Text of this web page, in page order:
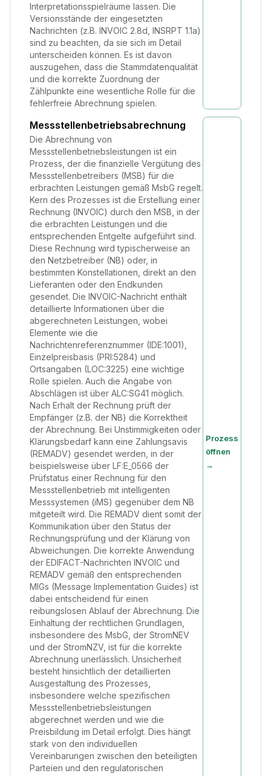
Interpretationsspielräume lassen. Die
Versionsstände der eingesetzten
Nachrichten (z.B. INVOIC 2.8d, INSRPT 1.1a)
sind zu beachten, da sie sich im Detail
unterscheiden können. Es ist davon
auszugehen, dass die Stammdatenqualität
und die korrekte Zuordnung der
Zählpunkte eine wesentliche Rolle für die
fehlerfreie Abrechnung spielen.
Messstellenbetriebsabrechnung
Die Abrechnung von
Messstellenbetriebsleistungen ist ein
Prozess, der die finanzielle Vergütung des
Messstellenbetreibers (MSB) für die
erbrachten Leistungen gemäß MsbG regelt.
Kern des Prozesses ist die Erstellung einer
Rechnung (INVOIC) durch den MSB, in der
die erbrachten Leistungen und die
entsprechenden Entgelte aufgeführt sind.
Diese Rechnung wird typischerweise an
den Netzbetreiber (NB) oder, in
bestimmten Konstellationen, direkt an den
Lieferanten oder den Endkunden
gesendet. Die INVOIC-Nachricht enthält
detaillierte Informationen über die
abgerechneten Leistungen, wobei
Elemente wie die
Nachrichtenreferenznummer (IDE:1001),
Einzelpreisbasis (PRI:5284) und
Ortsangaben (LOC:3225) eine wichtige
Rolle spielen. Auch die Angabe von
Abschlägen ist über ALC:SG41 möglich.
Nach Erhalt der Rechnung prüft der
Empfänger (z.B. der NB) die Korrektheit
der Abrechnung. Bei Unstimmigkeiten oder
Klärungsbedarf kann eine Zahlungsavis
(REMADV) gesendet werden, in der
beispielsweise über LF:E_0566 der
Prüfstatus einer Rechnung für den
Messstellenbetrieb mit intelligenten
Messsystemen (iMS) gegenüber dem NB
mitgeteilt wird. Die REMADV dient somit der
Kommunikation über den Status der
Rechnungsprüfung und der Klärung von
Abweichungen. Die korrekte Anwendung
der EDIFACT-Nachrichten INVOIC und
REMADV gemäß den entsprechenden
MIGs (Message Implementation Guides) ist
dabei entscheidend für einen
reibungslosen Ablauf der Abrechnung. Die
Einhaltung der rechtlichen Grundlagen,
insbesondere des MsbG, der StromNEV
und der StromNZV, ist für die korrekte
Abrechnung unerlässlich. Unsicherheit
besteht hinsichtlich der detaillierten
Ausgestaltung des Prozesses,
insbesondere welche spezifischen
Messstellenbetriebsleistungen
abgerechnet werden und wie die
Preisbildung im Detail erfolgt. Dies hängt
stark von den individuellen
Vereinbarungen zwischen den beteiligten
Parteien und den regulatorischen
Prozess
öffnen
→